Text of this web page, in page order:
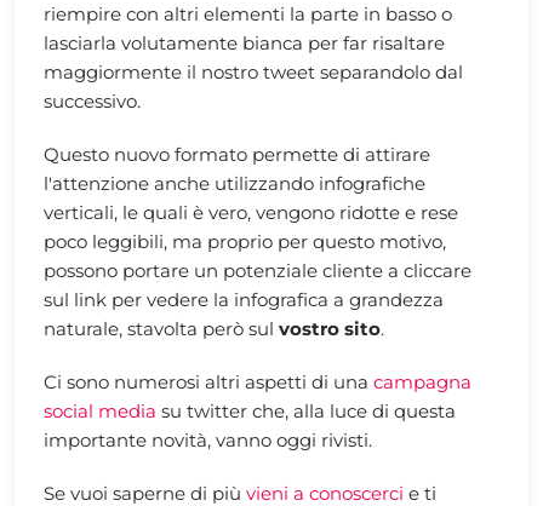
riempire con altri elementi la parte in basso o
lasciarla volutamente bianca per far risaltare
maggiormente il nostro tweet separandolo dal
successivo.
Questo nuovo formato permette di attirare
l'attenzione anche utilizzando infografiche
verticali, le quali è vero, vengono ridotte e rese
poco leggibili, ma proprio per questo motivo,
possono portare un potenziale cliente a cliccare
sul link per vedere la infografica a grandezza
naturale, stavolta però sul vostro sito.
Ci sono numerosi altri aspetti di una campagna
social media su twitter che, alla luce di questa
importante novità, vanno oggi rivisti.
Se vuoi saperne di più vieni a conoscerci e ti